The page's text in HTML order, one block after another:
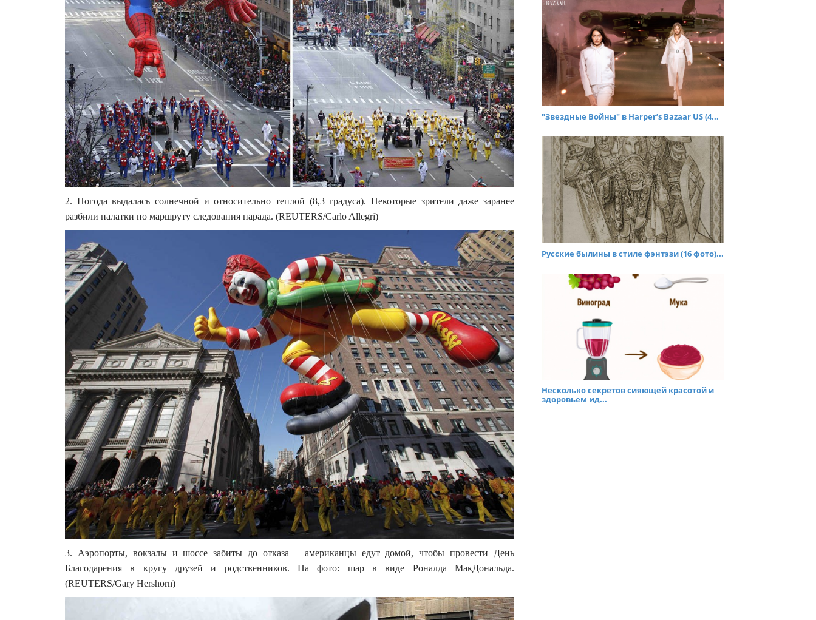
2. Погода выдалась солнечной и относительно теплой (8,3 градуса). Некоторые зрители даже заранее
разбили палатки по маршруту следования парада. (REUTERS/Carlo Allegri)
3. Аэропорты, вокзалы и шоссе забиты до отказа – американцы едут домой, чтобы провести День
Благодарения в кругу друзей и родственников. На фото: шар в виде Роналда МакДональда.
(REUTERS/Gary Hershorn)
"Звездные Войны" в Harper’s Bazaar US (4...
Русские былины в стиле фэнтэзи (16 фото)...
Несколько секретов сияющей красотой и
здоровьем ид...